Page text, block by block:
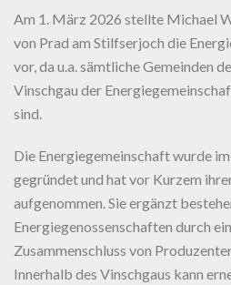
Am 1. März 2026 stellte Michael
von Prad am Stilfserjoch die
vor, da u.a. sämtliche Gemeinden
Vinschgau der
sind.
Die Energiegemeinschaft wurde
gegründet und hat vor Kurzem
aufgenommen. Sie ergänzt
Energiegenossenschaften durch
Zusammenschluss von
Innerhalb des Vinschgaus kann